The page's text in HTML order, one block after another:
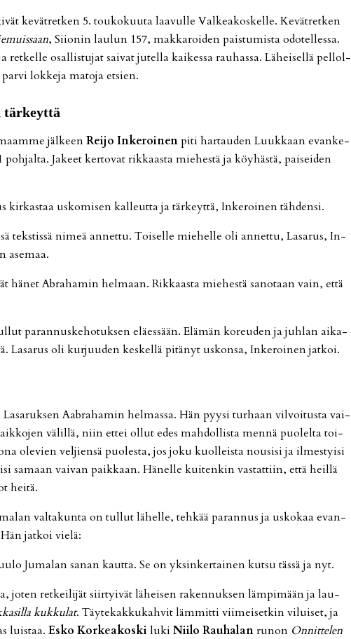
ke­vät­ret­ken 5. tou­ko­kuu­ta laa­vul­le Val­ke­a­kos­kel­le. Ke­vät­ret­ken
, Sii­o­nin lau­lun 157, mak­ka­roi­den pais­tu­mis­ta odo­tel­les­sa.
ret­kel­le osal­lis­tu­jat sai­vat ju­tel­la kai­kes­sa rau­has­sa. Lä­hei­sel­lä pel­lol­
lok­ke­ja ma­to­ja et­sien.
tär­keyt­tä
jäl­keenRei­jo In­ke­roi­nenpiti har­tau­den Luuk­kaan evan­ke­
Ja­keet ker­to­vat rik­kaas­ta mie­hes­tä ja köy­häs­tä, pai­sei­den
kir­kas­taa us­ko­mi­sen kal­leut­ta ja tär­keyt­tä, In­ke­roi­nen täh­den­si.
teks­tis­sä ni­meä an­net­tu. Toi­sel­le mie­hel­le oli an­net­tu, La­sa­rus, In­
ase­maa.
hä­net Ab­ra­ha­min hel­maan. Rik­kaas­ta mie­hes­tä sa­no­taan vain, et­tä
pa­ran­nus­ke­ho­tuk­sen elä­es­sään. Elä­män ko­reu­den ja juh­lan ai­ka­
La­sa­rus oli kur­juu­den kes­kel­lä pi­tä­nyt us­kon­sa, In­ke­roi­nen jat­koi.
La­sa­ruk­sen Aab­ra­ha­min hel­mas­sa. Hän pyy­si tur­haan vil­voi­tus­ta vai­
vä­lil­lä, niin et­tei ol­lut edes mah­dol­lis­ta men­nä puo­lel­ta toi­
ole­vien vel­jien­sä puo­les­ta, jos joku kuol­leis­ta nou­si­si ja il­mes­tyi­si
sa­maan vai­van paik­kaan. Hä­nel­le kui­ten­kin vas­tat­tiin, et­tä heil­lä
hei­tä.
val­ta­kun­ta on tul­lut lä­hel­le, teh­kää pa­ran­nus ja us­ko­kaa evan­
jat­koi vie­lä:
Ju­ma­lan sa­nan kaut­ta. Se on yk­sin­ker­tai­nen kut­su täs­sä ja nyt.
jo­ten ret­kei­li­jät siir­tyi­vät lä­hei­sen ra­ken­nuk­sen läm­pi­mään ja lau­
kuk­ku­lat. Täy­te­kak­ku­kah­vit läm­mit­ti vii­mei­set­kin vi­lui­set, ja
luis­taa. Es­ko Kor­ke­a­kos­kiluki Nii­lo Rau­ha­lanru­non On­nit­te­len